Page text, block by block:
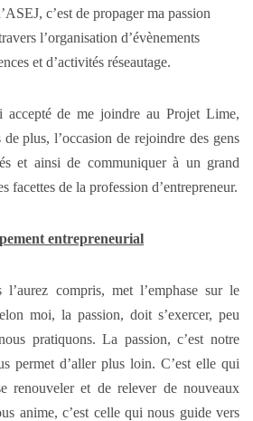
c’est de propager ma passion
l’organisation d’évènements
et d’activités réseautage.
accepté de me joindre au Projet Lime,
plus, l’occasion de rejoindre des gens
et ainsi de communiquer à un grand
facettes de la profession d’entrepreneur.
entrepreneurial
compris, met l’emphase sur le
moi, la passion, doit s’exercer, peu
pratiquons. La passion, c’est notre
permet d’aller plus loin. C’est elle qui
renouveler et de relever de nouveaux
anime, c’est celle qui nous guide vers